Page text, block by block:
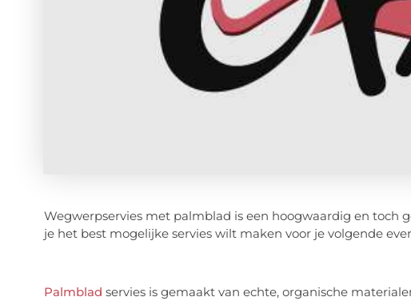
Wegwerpservies met palmblad is een hoogwaardig en toch
je het best mogelijke servies wilt maken voor je volgende
Palmblad servies is gemaakt van echte, organische